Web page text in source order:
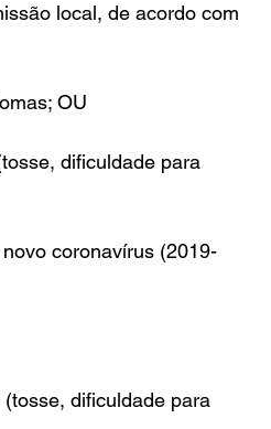
local, de acordo com
OU
dificuldade para
coronavírus (2019-
dificuldade para